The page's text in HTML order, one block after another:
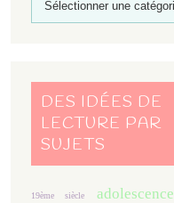
DES IDÉES DE
LECTURE PAR
SUJETS
19ème siècle adolescence